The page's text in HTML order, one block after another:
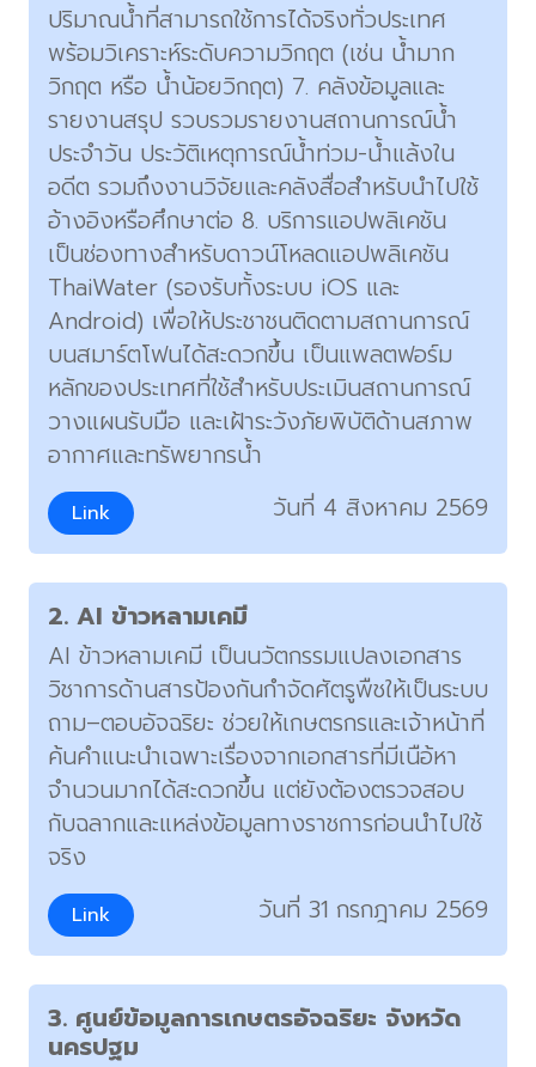
ปริมาณน้ำที่สามารถใช้การได้จริงทั่วประเทศ
พร้อมวิเคราะห์ระดับความวิกฤต (เช่น น้ำมาก
วิกฤต หรือ น้ำน้อยวิกฤต) 7. คลังข้อมูลและ
รายงานสรุป รวบรวมรายงานสถานการณ์น้ำ
ประจำวัน ประวัติเหตุการณ์น้ำท่วม-น้ำแล้งใน
อดีต รวมถึงงานวิจัยและคลังสื่อสำหรับนำไปใช้
อ้างอิงหรือศึกษาต่อ 8. บริการแอปพลิเคชัน
เป็นช่องทางสำหรับดาวน์โหลดแอปพลิเคชัน
ThaiWater (รองรับทั้งระบบ iOS และ
Android) เพื่อให้ประชาชนติดตามสถานการณ์
บนสมาร์ตโฟนได้สะดวกขึ้น เป็นแพลตฟอร์ม
หลักของประเทศที่ใช้สำหรับประเมินสถานการณ์
วางแผนรับมือ และเฝ้าระวังภัยพิบัติด้านสภาพ
อากาศและทรัพยากรน้ำ
Link วันที่ 4 สิงหาคม 2569
2. AI ข้าวหลามเคมี
AI ข้าวหลามเคมี เป็นนวัตกรรมแปลงเอกสาร
วิชาการด้านสารป้องกันกำจัดศัตรูพืชให้เป็นระบบ
ถาม–ตอบอัจฉริยะ ช่วยให้เกษตรกรและเจ้าหน้าที่
ค้นคำแนะนำเฉพาะเรื่องจากเอกสารที่มีเนือ้หา
จำนวนมากได้สะดวกขึ้น แต่ยังต้องตรวจสอบ
กับฉลากและแหล่งข้อมูลทางราชการก่อนนำไปใช้
จริง
Link วันที่ 31 กรกฎาคม 2569
3. ศูนย์ข้อมูลการเกษตรอัจฉริยะ จังหวัด
นครปฐม